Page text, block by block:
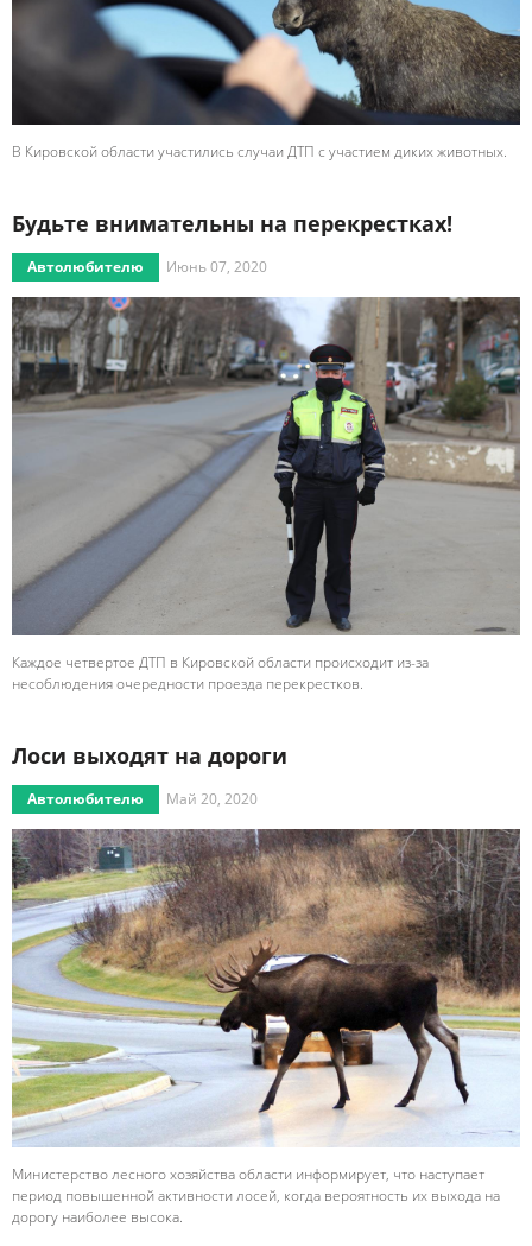
В Кировской области участились случаи ДТП с участием диких животных.
Будьте внимательны на перекрестках!
Автолюбителю Июнь 07, 2020
Каждое четвертое ДТП в Кировской области происходит из-за
несоблюдения очередности проезда перекрестков.
Лоси выходят на дороги
Автолюбителю Май 20, 2020
Министерство лесного хозяйства области информирует, что наступает
период повышенной активности лосей, когда вероятность их выхода на
дорогу наиболее высока.